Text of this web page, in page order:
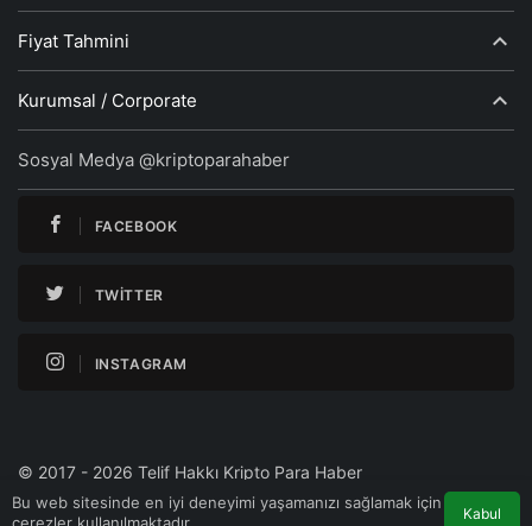
Bu web sitesinde en iyi deneyimi yaşamanızı sağlamak için
çerezler kullanılmaktadır.
Kabul
Fiyat Tahmini
Kurumsal / Corporate
Sosyal Medya @kriptoparahaber
FACEBOOK
TWITTER
INSTAGRAM
© 2017 - 2026 Telif Hakkı Kripto Para Haber